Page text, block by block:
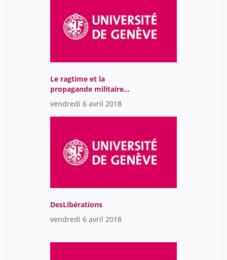
baudouï rémi
de Senarclens Coline
grandjean michel 28
helg aline
tinguely frédéric
ziegler jean 28
Le ragtime et la
propagande militaire
pendant la Première
Guerre mondiale
vendredi 6 avril 2018
DesLibérations
vendredi 6 avril 2018